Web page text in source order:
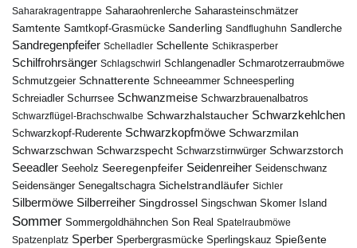
Saharakragentrappe Saharaohrenlerche Saharasteinschmätzer
Samtente Samtkopf-Grasmücke Sanderling Sandflughuhn Sandlerche
Sandregenpfeifer Schelladler Schellente Schikrasperber
Schilfrohrsänger Schlagschwirl Schlangenadler Schmarotzerraubmöwe
Schmutzgeier Schnatterente Schneeammer Schneesperling
Schreiadler Schurrsee Schwanzmeise Schwarzbrauenalbatros
Schwarzflügel-Brachschwalbe Schwarzhalstaucher Schwarzkehlchen
Schwarzkopf-Ruderente Schwarzkopfmöwe Schwarzmilan
Schwarzschwan Schwarzspecht Schwarzstirnwürger Schwarzstorch
Seeadler Seeholz Seeregenpfeifer Seidenreiher Seidenschwanz
Seidensänger Senegaltschagra Sichelstrandläufer Sichler
Silbermöwe Silberreiher Singdrossel Singschwan Skomer Island
Sommer Sommergoldhähnchen Son Real Spatelraubmöwe
Spatzenplatz Sperber Sperbergrasmücke Sperlingskauz Spießente